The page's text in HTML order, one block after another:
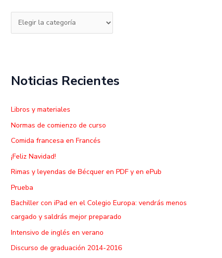
p
Noticias Recientes
Libros y materiales
Normas de comienzo de curso
Comida francesa en Francés
¡Feliz Navidad!
Rimas y leyendas de Bécquer en PDF y en ePub
Prueba
Bachiller con iPad en el Colegio Europa: vendrás menos
cargado y saldrás mejor preparado
Intensivo de inglés en verano
Discurso de graduación 2014-2016